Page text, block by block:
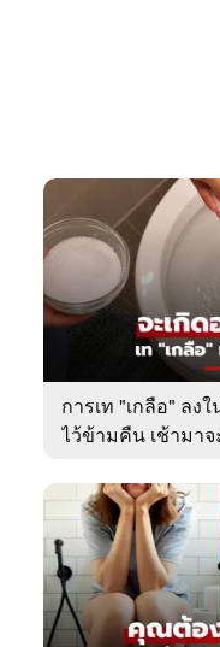
การเท "เกลือ" ลง
ไว้ข้ามคืน เช้ามาจ